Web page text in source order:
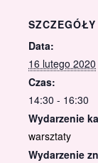
SZCZEGÓŁY
Data:
16 lutego 2020
Czas:
14:30 - 16:30
Wydarzenie
warsztaty
Wydarzenie